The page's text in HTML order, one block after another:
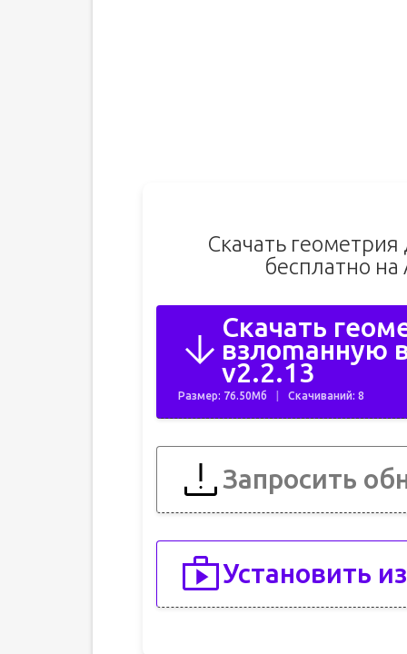
Скачать
бесплатно
Скачать
взлоmанную
v2.2.13
Размер: 76.50Мб Скачиваний: 8
Запросить
Установить